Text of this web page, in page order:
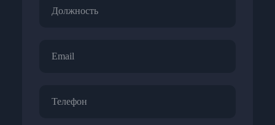
Должность
Email
Телефон